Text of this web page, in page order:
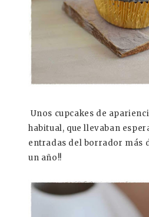
Unos cupcakes de
habitual, que llevaban
entradas del borrador más
un año!!